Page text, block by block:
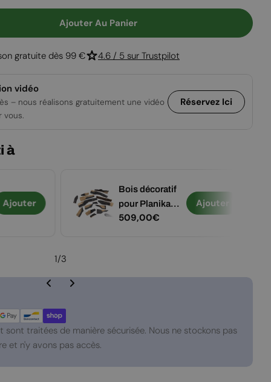
Panorama Island
Quantité Pour Panorama Island
Ajouter Au Panier
gratuite dès 99 € 4.6 / 5 sur Trustpilot
vidéo
– nous réalisons gratuitement une vidéo
vous.
Réservez Ici
à
Ajouter
Bois décoratif
pour Planika
Panorama
Prix
509,00€
Ajouter
1/3
traitées de manière sécurisée. Nous ne stockons pas
et n'y avons pas accès.